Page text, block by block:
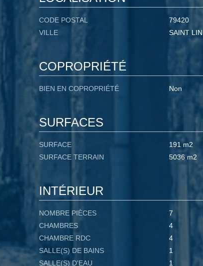
CODE POSTAL
79420
VILLE
SAINT LIN
COPROPRIÉTÉ
BIEN EN COPROPRIÉTÉ Non
SURFACES
SURFACE
191 m2
SURFACE TERRAIN
5036 m2
INTÉRIEUR
NOMBRE PIÈCES
7
CHAMBRES
4
CHAMBRE RDC
4
SALLE(S) DE BAINS
1
SALLE(S) D'EAU
1